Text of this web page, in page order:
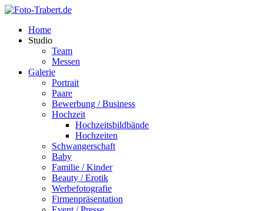
Home
Studio
Team
Messen
Galerie
Portrait
Paare
Bewerbung / Business
Hochzeit
Hochzeitsbildbände
Hochzeiten
Schwangerschaft
Baby
Familie / Kinder
Beauty / Erotik
Werbefotografie
Firmenpräsentation